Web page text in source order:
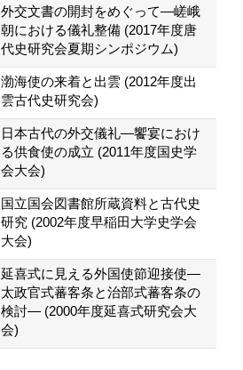
外交文書の開封をめぐって―嵯峨
朝における儀礼整備 (2017年度唐
代史研究会夏期シンポジウム)
渤海使の来着と出雲 (2012年度出
雲古代史研究会)
日本古代の外交儀礼―饗宴におけ
る供食使の成立 (2011年度国史学
会大会)
国立国会図書館所蔵資料と古代史
研究 (2002年度早稲田大学史学会
大会)
延喜式に見える外国使節迎接使―
太政官式蕃客条と治部式蕃客条の
検討― (2000年度延喜式研究会大
会)